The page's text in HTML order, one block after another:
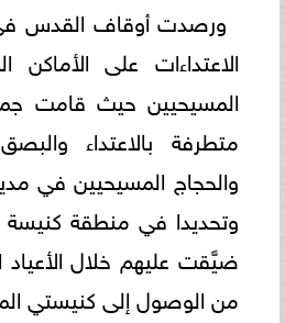
ورصدت أوقاف القدس
الاعتداءات على الأماكن
المسيحيين حيث قامت
متطرفة بالاعتداء
والحجاج المسيحيين في
وتحديدا في منطقة
ضيَّقت عليهم خلال
من الوصول إلى كنيستي